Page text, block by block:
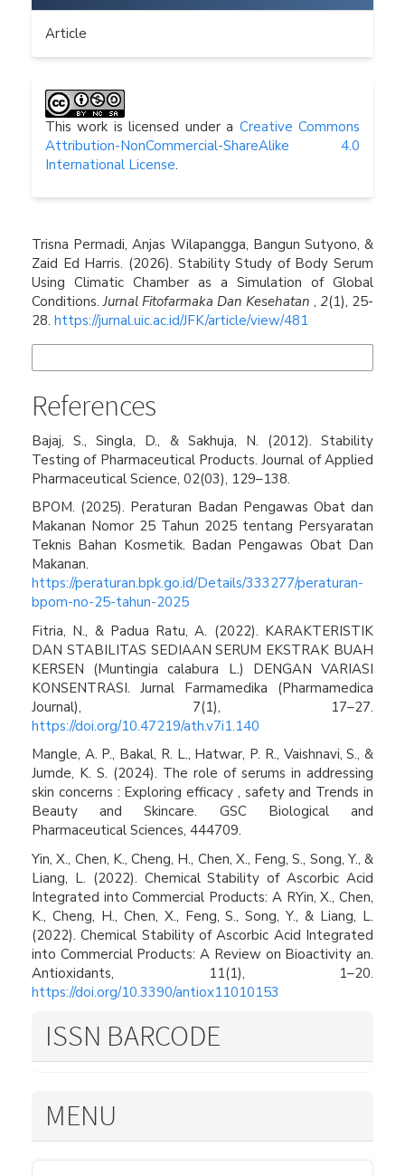
Article
This work is licensed under a Creative Commons
Attribution-NonCommercial-ShareAlike 4.0
International License.
Trisna Permadi, Anjas Wilapangga, Bangun Sutyono, &
Zaid Ed Harris. (2026). Stability Study of Body Serum
Using Climatic Chamber as a Simulation of Global
Conditions.Jurnal Fitofarmaka Dan Kesehatan , 2(1), 25-
28. https://jurnal.uic.ac.id/JFK/article/view/481
References
Bajaj, S., Singla, D., & Sakhuja, N. (2012). Stability
Testing of Pharmaceutical Products. Journal of Applied
Pharmaceutical Science, 02(03), 129–138.
BPOM. (2025). Peraturan Badan Pengawas Obat dan
Makanan Nomor 25 Tahun 2025 tentang Persyaratan
Teknis Bahan Kosmetik. Badan Pengawas Obat Dan
Makanan.
https://peraturan.bpk.go.id/Details/333277/peraturan-
bpom-no-25-tahun-2025
Fitria, N., & Padua Ratu, A. (2022). KARAKTERISTIK
DAN STABILITAS SEDIAAN SERUM EKSTRAK BUAH
KERSEN (Muntingia calabura L.) DENGAN VARIASI
KONSENTRASI. Jurnal Farmamedika (Pharmamedica
Journal), 7(1), 17–27.
https://doi.org/10.47219/ath.v7i1.140
Mangle, A. P., Bakal, R. L., Hatwar, P. R., Vaishnavi, S., &
Jumde, K. S. (2024). The role of serums in addressing
skin concerns : Exploring efficacy , safety and Trends in
Beauty and Skincare. GSC Biological and
Pharmaceutical Sciences, 444709.
Yin, X., Chen, K., Cheng, H., Chen, X., Feng, S., Song, Y., &
Liang, L. (2022). Chemical Stability of Ascorbic Acid
Integrated into Commercial Products: A RYin, X., Chen,
K., Cheng, H., Chen, X., Feng, S., Song, Y., & Liang, L.
(2022). Chemical Stability of Ascorbic Acid Integrated
into Commercial Products: A Review on Bioactivity an.
Antioxidants, 11(1), 1–20.
https://doi.org/10.3390/antiox11010153
ISSN BARCODE
MENU